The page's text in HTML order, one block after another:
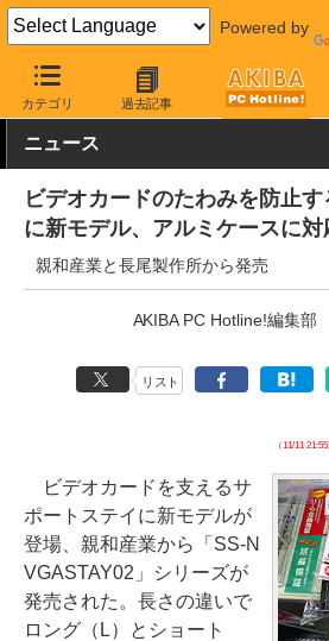
Powered by
カテゴリ 過去記事
AKIBA PC Hotline! PCパーツ ビデオ
ニュース
ビデオカードのたわみを防止
に新モデル、アルミケースに対
親和産業と長尾製作所から発売
AKIBA PC Hotline!編集部
リスト
（11/11
ビデオカードを支えるサ
ポートステイに新モデルが
登場、親和産業から「SS-N
VGASTAY02」シリーズが
発売された。長さの違いで
ロング（L）とショート